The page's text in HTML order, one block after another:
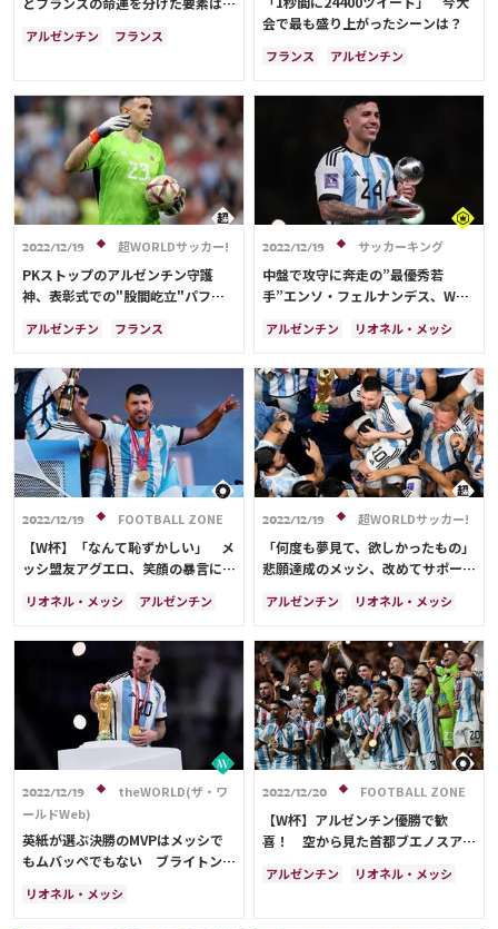
アルゼンチン
フランス
リオネル・メッシ
アントワーヌ・グリーズマン
日本
テオ・エルナンデス
会で最も盛り上がったシーンは？
フランス
アルゼンチン
アンヘル・ディ・マリア
リオネル・メッシ
2022/12/19 超WORLDサッカー!
PKストップのアルゼンチン守護
神、表彰式での"股間屹立"パフォ
アルゼンチン
フランス
リオネル・メッシ
アメリカ
アンヘル・ディ・マリア
2022/12/19 サッカーキング
中盤で攻守に奔走の”最優秀若
手”エンソ・フェルナンデス、W杯
アルゼンチン
リオネル・メッシ
アンヘル・ディ・マリア
2022/12/19 FOOTBALL ZONE
【W杯】「なんて恥ずかしい」 メ
ッシ盟友アグエロ、笑顔の暴言にフ
ライブ発信
リオネル・メッシ
アルゼンチン
メキシコ
アンヘル・ディ・マリア
2022/12/19 超WORLDサッカー!
「何度も夢見て、欲しかったもの」
悲願達成のメッシ、改めてサポート
もあった…やったよ！」
アルゼンチン
リオネル・メッシ
アンヘル・ディ・マリア
2022/12/19
theWORLD(ザ・ワ
ールドWeb)
英紙が選ぶ決勝のMVPはメッシで
もムバッペでもない ブライトンで
を経験したマックアリスター
リオネル・メッシ
2022/12/20 FOOTBALL ZONE
【W杯】アルゼンチン優勝で歓
喜！ 空から見た首都ブエノスアイ
が…」
アルゼンチン
リオネル・メッシ